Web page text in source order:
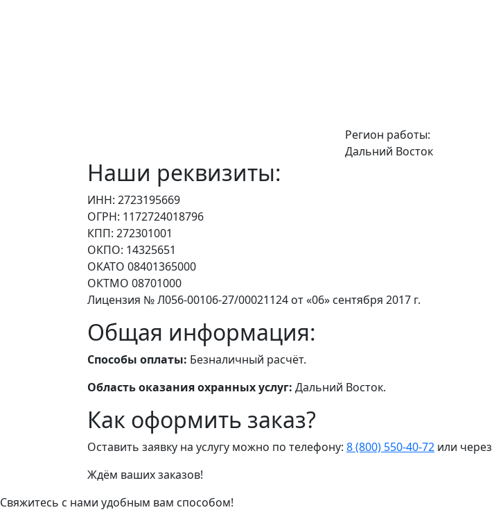
Регион работы:
Дальний Восток
Наши реквизиты:
ИНН: 2723195669
ОГРН: 1172724018796
КПП: 272301001
ОКПО: 14325651
ОКАТО 08401365000
ОКТМО 08701000
Лицензия № Л056-00106-27/00021124 от «06» сентября 2017 г.
Общая информация:
Способы оплаты: Безналичный расчёт.
Область оказания охранных услуг: Дальний Восток.
Как оформить заказ?
Оставить заявку на услугу можно по телефону: 8 (800) 550-40-72 или через
Ждём ваших заказов!
Свяжитесь с нами удобным вам способом!